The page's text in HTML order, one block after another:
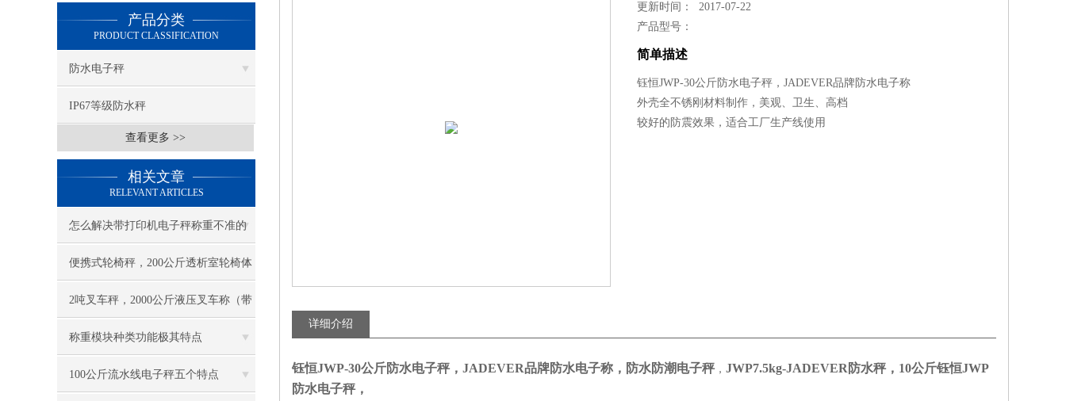
产品分类
PRODUCT CLASSIFICATION
防水电子秤
IP67等级防水秤
查看更多 >>
相关文章
RELEVANT ARTICLES
怎么解决带打印机电子秤称重不准的
问题？
便携式轮椅秤，200公斤透析室轮椅体
重称
2吨叉车秤，2000公斤液压叉车称（带
打印功能）
称重模块种类功能极其特点
100公斤流水线电子秤五个特点
更新时间： 2017-07-22
产品型号：
简单描述
钰恒JWP-30公斤防水电子秤，JADEVER品牌防水电子称
外壳全不锈刚材料制作，美观、卫生、高档
较好的防震效果，适合工厂生产线使用
详细介绍
钰恒JWP-30公斤防水电子秤，JADEVER品牌防水电子称 ，防水防潮电子秤， JWP7.5kg-JADEVER防水秤，10公斤钰恒JWP
防水电子秤，